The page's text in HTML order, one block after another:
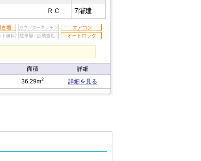
ＲＣ 7階建
面積
詳細
36.29m2 詳細を見る